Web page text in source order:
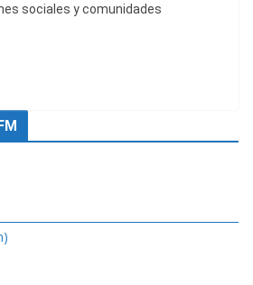
sociales y comunidades